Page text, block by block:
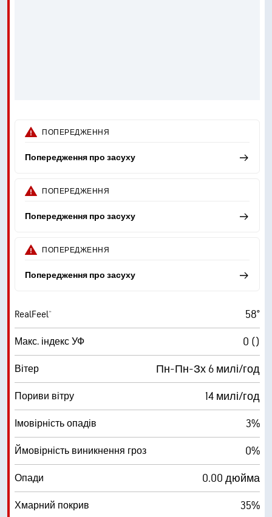
ПОПЕРЕДЖЕННЯ
Попередження про засуху
ПОПЕРЕДЖЕННЯ
Попередження про засуху
ПОПЕРЕДЖЕННЯ
Попередження про засуху
RealFeel® 58°
Макс. індекс УФ 0 ()
Вітер Пн-Пн-Зх 6 милі/год
Пориви вітру 14 милі/год
Імовірність опадів 3%
Ймовірність виникнення гроз 0%
Опади 0.00 дюйма
Хмарний покрив 35%